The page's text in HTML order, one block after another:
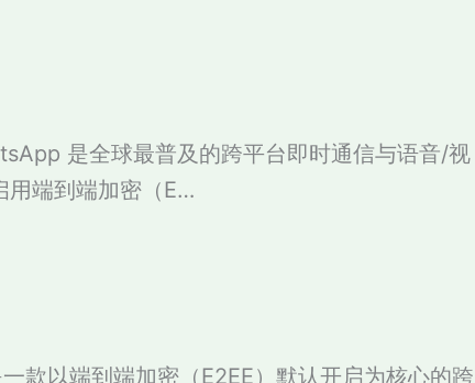
是全球最普及的跨平台即时通信与语音/视
用端到端加密（E…
款以端到端加密（E2EE）默认开启为核心的跨